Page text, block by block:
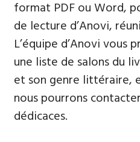
format PDF ou Word,
de lecture d’Anovi,
L’équipe d’Anovi vous
une liste de salons du
et son genre littéraire,
nous pourrons
dédicaces.